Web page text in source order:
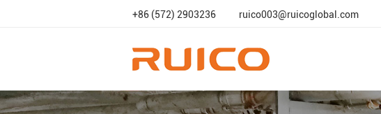
+86 (572) 2903236 ruico003@ruicoglobal.com